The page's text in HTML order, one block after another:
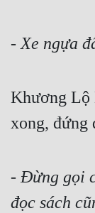
- Xe ngựa
Khương Lộ
xong, đứng
- Đừng gọi
đọc sách